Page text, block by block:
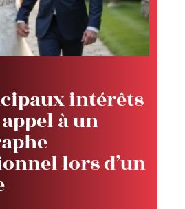
intérêts
à un
lors d’un